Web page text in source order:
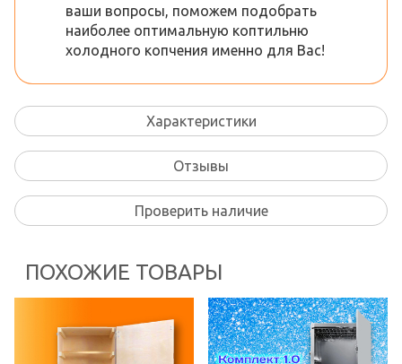
ваши вопросы, поможем подобрать
наиболее оптимальную коптильню
холодного копчения именно для Вас!
Характеристики
Отзывы
Проверить наличие
ПОХОЖИЕ ТОВАРЫ